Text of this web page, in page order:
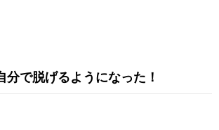
で脱げるようになった！